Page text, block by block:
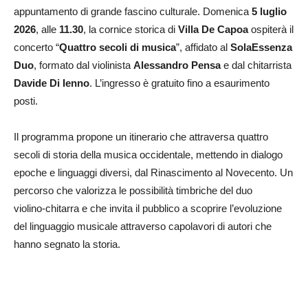
appuntamento di grande fascino culturale. Domenica 5 luglio
2026, alle 11.30, la cornice storica di Villa De Capoaospiterà il
concerto “Quattro secoli di musica”, affidato al SolaEssenza
Duo, formato dal violinista Alessandro Pensae dal chitarrista
Davide Di Ienno. L’ingresso è gratuito fino a esaurimento
posti.
Il programma propone un itinerario che attraversa quattro
secoli di storia della musica occidentale, mettendo in dialogo
epoche e linguaggi diversi, dal Rinascimento al Novecento. Un
percorso che valorizza le possibilità timbriche del duo
violino‑chitarra e che invita il pubblico a scoprire l’evoluzione
del linguaggio musicale attraverso capolavori di autori che
hanno segnato la storia.